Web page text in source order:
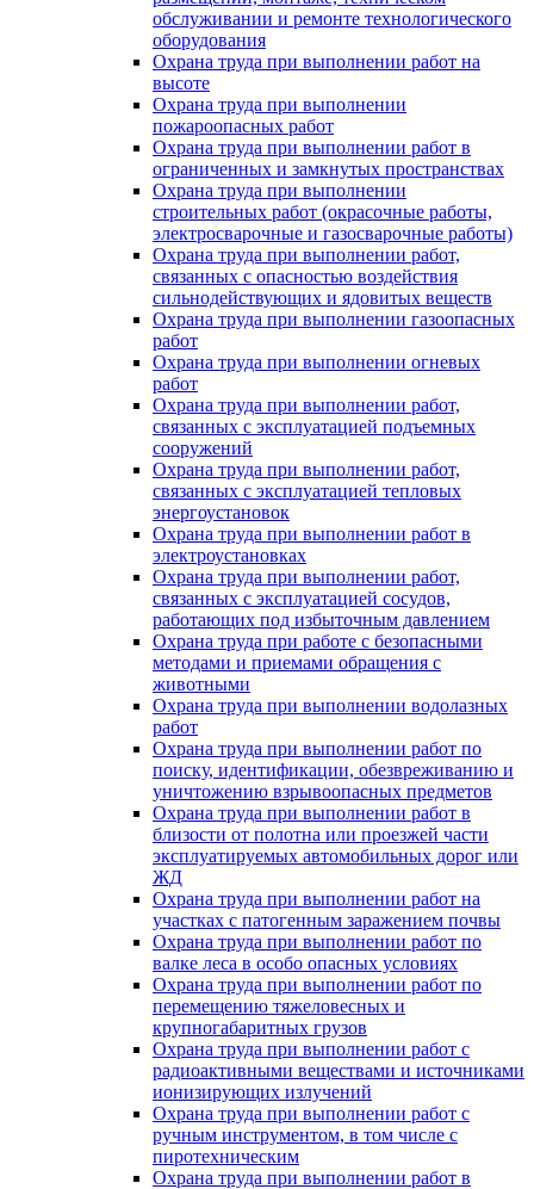
обслуживании и ремонте технологического
оборудования
Охрана труда при выполнении работ на
высоте
Охрана труда при выполнении
пожароопасных работ
Охрана труда при выполнении работ в
ограниченных и замкнутых пространствах
Охрана труда при выполнении
строительных работ (окрасочные работы,
электросварочные и газосварочные работы)
Охрана труда при выполнении работ,
связанных с опасностью воздействия
сильнодействующих и ядовитых веществ
Охрана труда при выполнении газоопасных
работ
Охрана труда при выполнении огневых
работ
Охрана труда при выполнении работ,
связанных с эксплуатацией подъемных
сооружений
Охрана труда при выполнении работ,
связанных с эксплуатацией тепловых
энергоустановок
Охрана труда при выполнении работ в
электроустановках
Охрана труда при выполнении работ,
связанных с эксплуатацией сосудов,
работающих под избыточным давлением
Охрана труда при работе с безопасными
методами и приемами обращения с
животными
Охрана труда при выполнении водолазных
работ
Охрана труда при выполнении работ по
поиску, идентификации, обезвреживанию и
уничтожению взрывоопасных предметов
Охрана труда при выполнении работ в
близости от полотна или проезжей части
эксплуатируемых автомобильных дорог или
ЖД
Охрана труда при выполнении работ на
участках с патогенным заражением почвы
Охрана труда при выполнении работ по
валке леса в особо опасных условиях
Охрана труда при выполнении работ по
перемещению тяжеловесных и
крупногабаритных грузов
Охрана труда при выполнении работ с
радиоактивными веществами и источниками
ионизирующих излучений
Охрана труда при выполнении работ с
ручным инструментом, в том числе с
пиротехническим
Охрана труда при выполнении работ в